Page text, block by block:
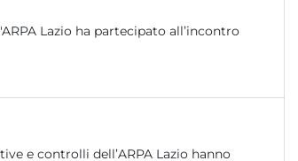
Lazio ha partecipato all’incontro
e controlli dell’ARPA Lazio hanno